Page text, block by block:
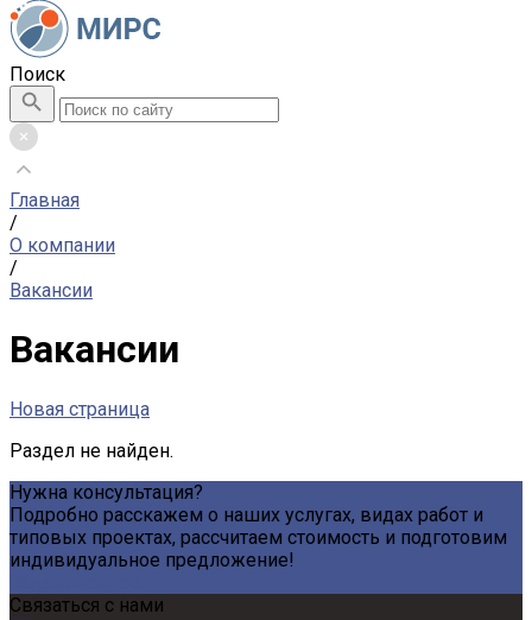
Поиск
Главная
/
О компании
/
Вакансии
Вакансии
Новая страница
Раздел не найден.
Нужна консультация?
Подробно расскажем о наших услугах, видах работ и
типовых проектах, рассчитаем стоимость и подготовим
индивидуальное предложение!
Связаться с нами